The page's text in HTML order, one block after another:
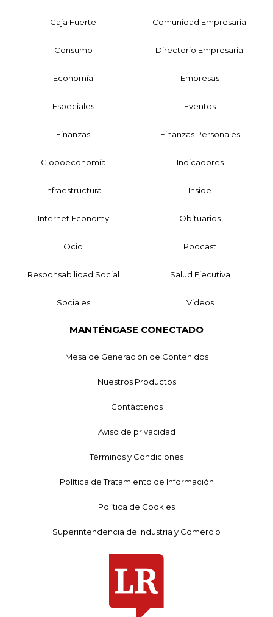
Caja Fuerte Comunidad Empresarial
Consumo Directorio Empresarial
Economía Empresas
Especiales Eventos
Finanzas Finanzas Personales
Globoeconomía Indicadores
Infraestructura Inside
Internet Economy Obituarios
Ocio Podcast
Responsabilidad Social Salud Ejecutiva
Sociales Videos
MANTÉNGASE CONECTADO
Mesa de Generación de Contenidos
Nuestros Productos
Contáctenos
Aviso de privacidad
Términos y Condiciones
Política de Tratamiento de Información
Política de Cookies
Superintendencia de Industria y Comercio